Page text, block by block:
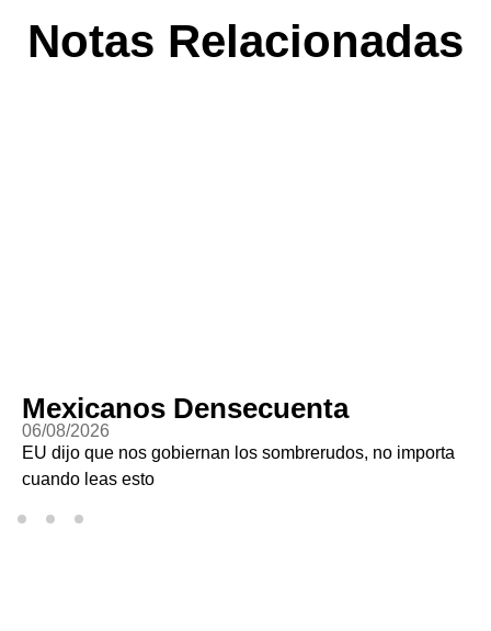
Notas Relacionadas
Mexicanos Densecuenta
06/08/2026
EU dijo que nos gobiernan los sombrerudos, no importa
cuando leas esto